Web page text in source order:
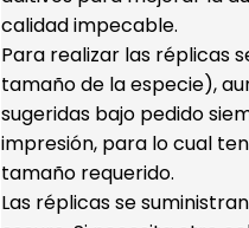
calidad impecable.
Para realizar las réplicas
tamaño de la especie),
sugeridas bajo pedido
impresión, para lo cual
tamaño requerido.
Las réplicas se